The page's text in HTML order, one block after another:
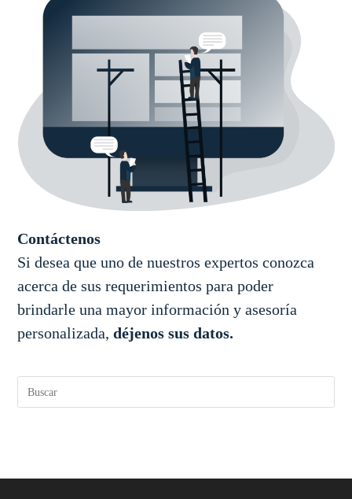
Contáctenos
Si desea que uno de nuestros expertos conozca
acerca de sus requerimientos para poder
brindarle una mayor información y asesoría
personalizada,déjenos sus datos.